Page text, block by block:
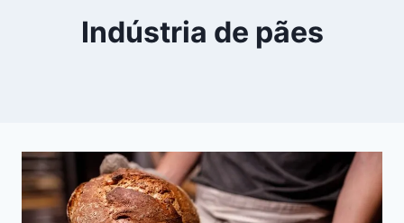
Indústria de pães